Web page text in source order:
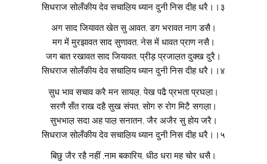
सिधराज सोलँकीय देव सचाल़िय ध्यान दुनी निस दीह धरै।।३
अग साद जियावत खेत सु आवत, डग भरावत नाग डसै।
मग में मुरझावत साद सुणावत, नेस में धावत प्राण नसै।
जग बात रखावत साद जियावत, प्रीड़ प्रजाल़त दुक्ख दुरै।
सिधराज सोलँकीय देव सचाल़िय ध्यान दुनी निस दीह धरै।।४
सुध भाव सचाव करै मन सायल़, पेख पढै प्रभता प्रघल़ा।
सरणै सँत राख दहै सुख संपत, सोग रु रोग मिटै सगल़ा।
सुभभाल़ सदा अह पाल़ सनातन, जैर अजैर सु होय जरै।
सिधराज सोलँकीय देव सचाल़िय ध्यान दुनी निस दीह धरै।।५
बिछु जैर रहै नहीं ,नाम बकारिय, धीठ धरा मह चोर धसै।